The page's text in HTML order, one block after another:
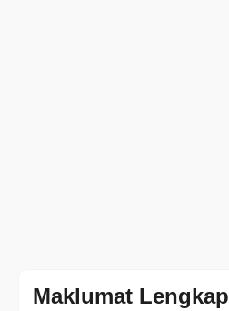
Maklumat Lengkap